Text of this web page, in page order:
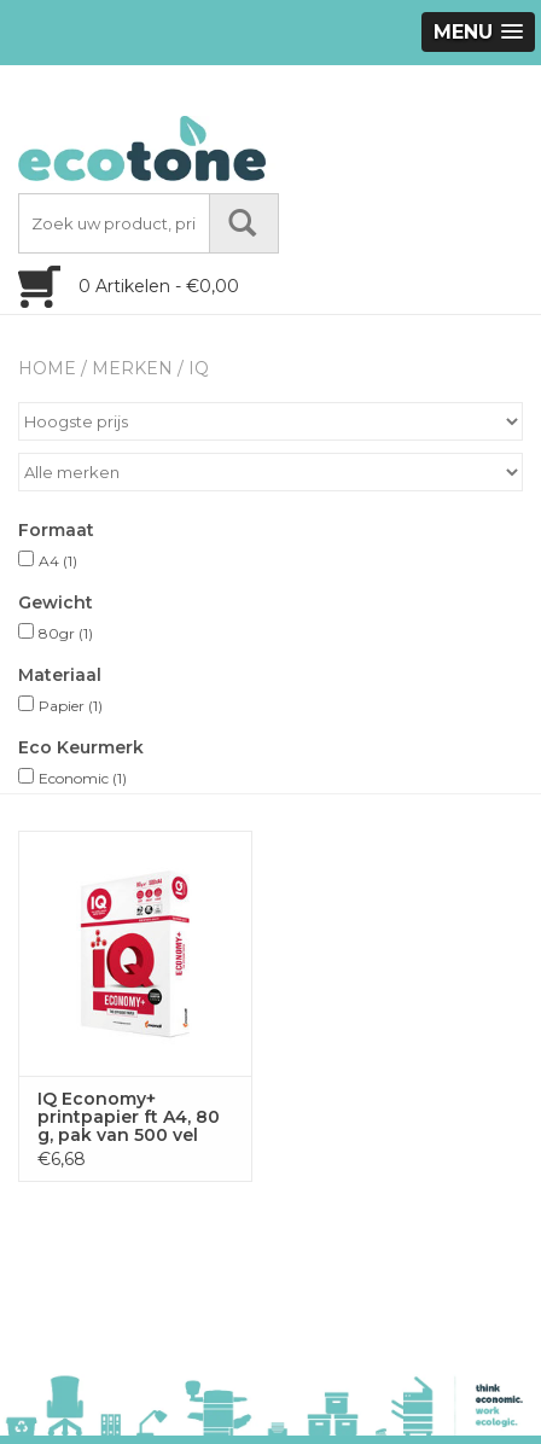
MENU
0 Artikelen - €0,00
HOME / MERKEN / IQ
Formaat
A4 (1)
Gewicht
80gr (1)
Materiaal
Papier (1)
Eco Keurmerk
Economic (1)
IQ Economy+
printpapier ft A4, 80
g, pak van 500 vel
€6,68